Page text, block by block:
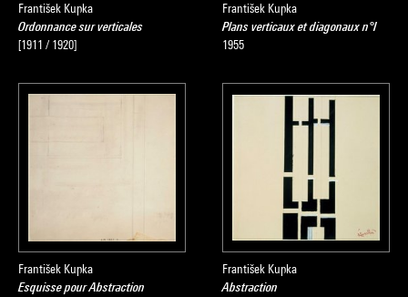
František Kupka
Ordonnance sur verticales
[1911 / 1920]
František Kupka
Plans verticaux et diagonaux n°I
1955
František Kupka
Esquisse pour Abstraction
František Kupka
Abstraction